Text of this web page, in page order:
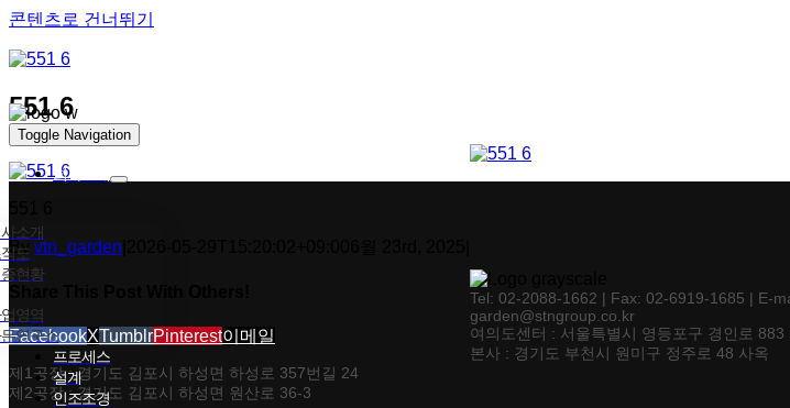
콘텐츠로 건너뛰기
Toggle Navigation
회사소개
소개
도
현황
영역
연구소
프로세스
설계
인조조경
551 6
By vtn_garden
FacebookXTumblrPinterest이메일
Tel: 02-2088-1662 | Fax: 02-6919-1685 | E-
garden@stngroup.co.kr
여의도센터 : 서울특별시 영등포구 경인로 883
본사 : 경기도 부천시 원미구 정주로 48 사옥
제1공장 : 경기도 김포시 하성면 하성로 357번길 24
제2공장 : 경기도 김포시 하성면 원산로 36-3